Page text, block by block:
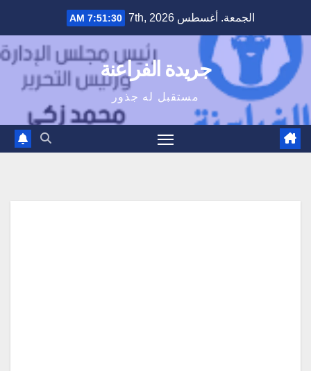
content
الجمعة. أغسطس 7th, 2026 7:51:31 AM
جريدة الفراعنة
مستقبل له جذور